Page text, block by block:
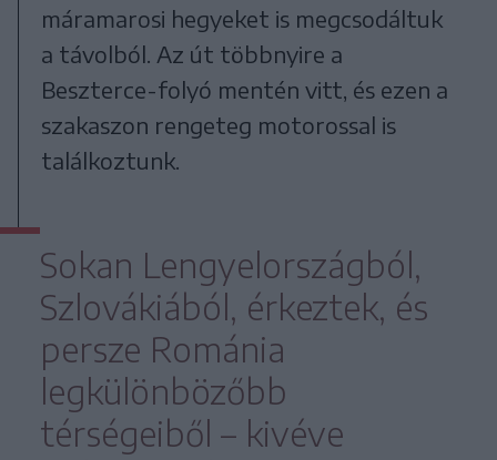
máramarosi hegyeket is megcsodáltuk
a távolból. Az út többnyire a
Beszterce-folyó mentén vitt, és ezen a
szakaszon rengeteg motorossal is
találkoztunk.
Sokan Lengyelországból,
Szlovákiából, érkeztek, és
persze Románia
legkülönbözőbb
térségeiből – kivéve